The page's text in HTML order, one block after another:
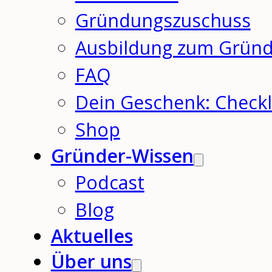
Gründungszuschuss
Ausbildung zum
FAQ
Dein Geschenk:
Shop
Gründer-Wissen
Podcast
Blog
Aktuelles
Über uns